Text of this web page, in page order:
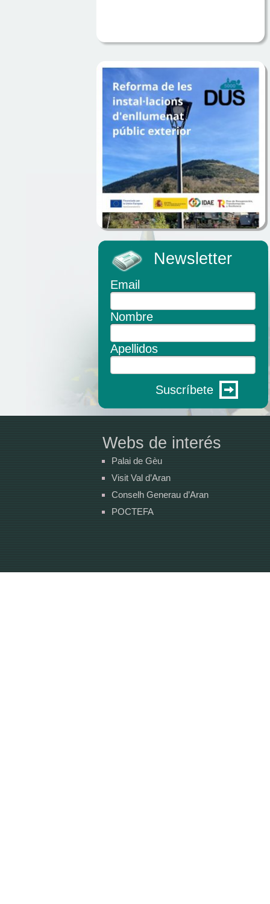
Newsletter
Email
Nombre
Apellidos
Suscríbete
Webs de interés
Palai de Gèu
Visit Val d’Aran
Conselh Generau d’Aran
POCTEFA